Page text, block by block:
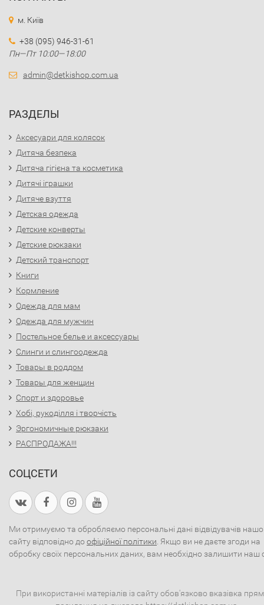
м. Київ
+38 (095) 946-31-61
Пн—Пт 10:00—18:00
admin@detkishop.com.ua
РАЗДЕЛЫ
Аксесуари для колясок
Дитяча безпека
Дитяча гігієна та косметика
Дитячі іграшки
Дитяче взуття
Детская одежда
Детские конверты
Детские рюкзаки
Детский транспорт
Книги
Кормление
Одежда для мам
Одежда для мужчин
Постельное белье и аксессуары
Слинги и слингоодежда
Товары в роддом
Товары для женщин
Спорт и здоровье
Хобі, рукоділля і творчість
Эргономичные рюкзаки
РАСПРОДАЖА!!!
СОЦСЕТИ
Ми отримуємо та обробляємо персональні дані відвідувачів
сайту відповідно до офіційної політики . Якщо ви не даєте згоди на
обробку своїх персональних даних, вам необхідно залишити наш
При використанні матеріалів із сайту обов'язково вказівка